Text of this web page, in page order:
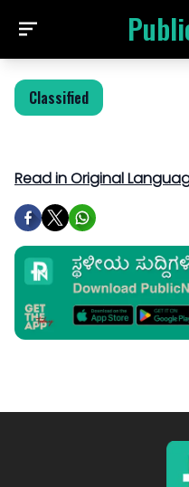
Classified
Read in Original